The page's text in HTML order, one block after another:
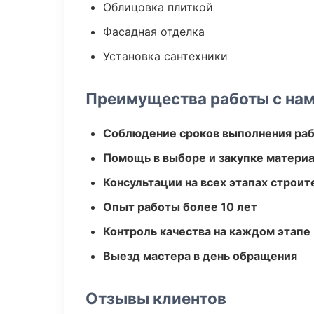
Облицовка плиткой
Фасадная отделка
Установка сантехники
Преимущества работы с
Соблюдение сроков выполнения
Помощь в выборе и закупке
Консультации на всех этапах
Опыт работы более 10 лет
Контроль качества на каждом этапе
Выезд мастера в день обращения
Отзывы клиентов